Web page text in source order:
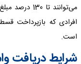
می‌توانند
است.